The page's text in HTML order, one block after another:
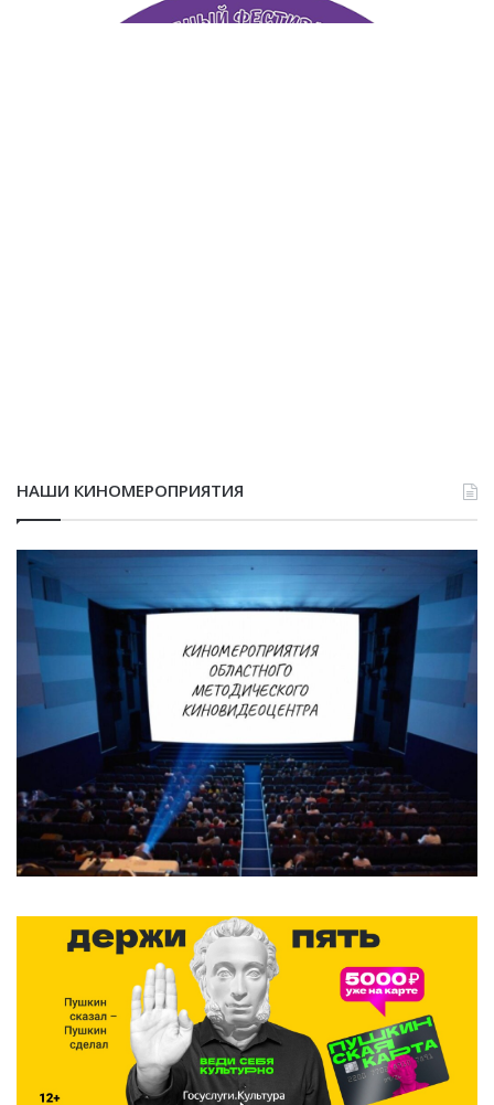
НАШИ КИНОМЕРОПРИЯТИЯ